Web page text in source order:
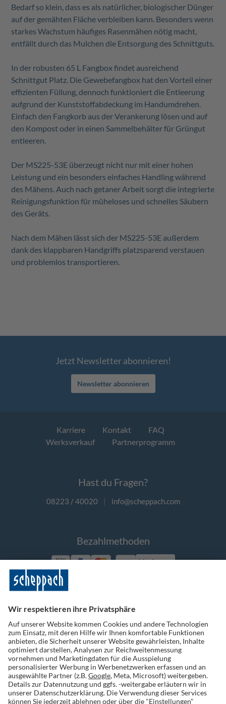
Bedarf so klein, dass es als natürlicher, biologischer Dünger
auf der gemähten Fläche verbleiben kann. Besonders wenn
starkes Wachstum häufiges Rasenmähen nötig macht,
entfällt durch das Mulchen die Entsorgung des Schnittguts.
In der robusten 65 L Fangbox findet ausreichend
Schnittgut Platz. Die Gewebefangbox hat den Vorteil einer
effizienten Füllung, dennoch funktioniert die Entleerung
aufgrund der Kunststoffabdeckung im Handumdrehen.
Einfach den Fangkorb aus der Verankerung lösen und auf
den Kompost oder in einen Sammelbehälter für Grüngut
entleeren.
Der MS225-53E überzeugt nicht nur mit einer hohen
Leistung und ein besonders einfaches Handling während
des Mähens. Auch nach getaner Arbeit sorgt die integrierte
Reinigungsfunktion für müheloses und schnelles Säubern
des Geräts.
Nach dem Mähen lässt sich der MS225-53E außerdem
dank des klappbaren Handgriffs platzsparend verstauen
und problemlos transportieren.
Jetzt Newsletter abonnieren!
Newsletter abonnieren
Karriere Kontakt
FAQ
Werksverkauf
Partnerprogramm
Hast du Fragen?
08223 / 40020 | info@scheppach.com
Bezahlmethoden
Vorkasse
Folge uns auf Social Media